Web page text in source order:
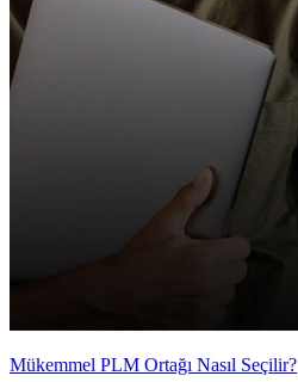
Mükemmel PLM Ortağı Nasıl Seçilir?